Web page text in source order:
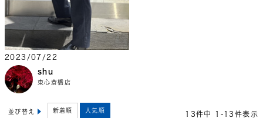
2023/07/22
shu
東心斎橋店
並び替え 新着順 人気順 13件中 1 - 13 件表示